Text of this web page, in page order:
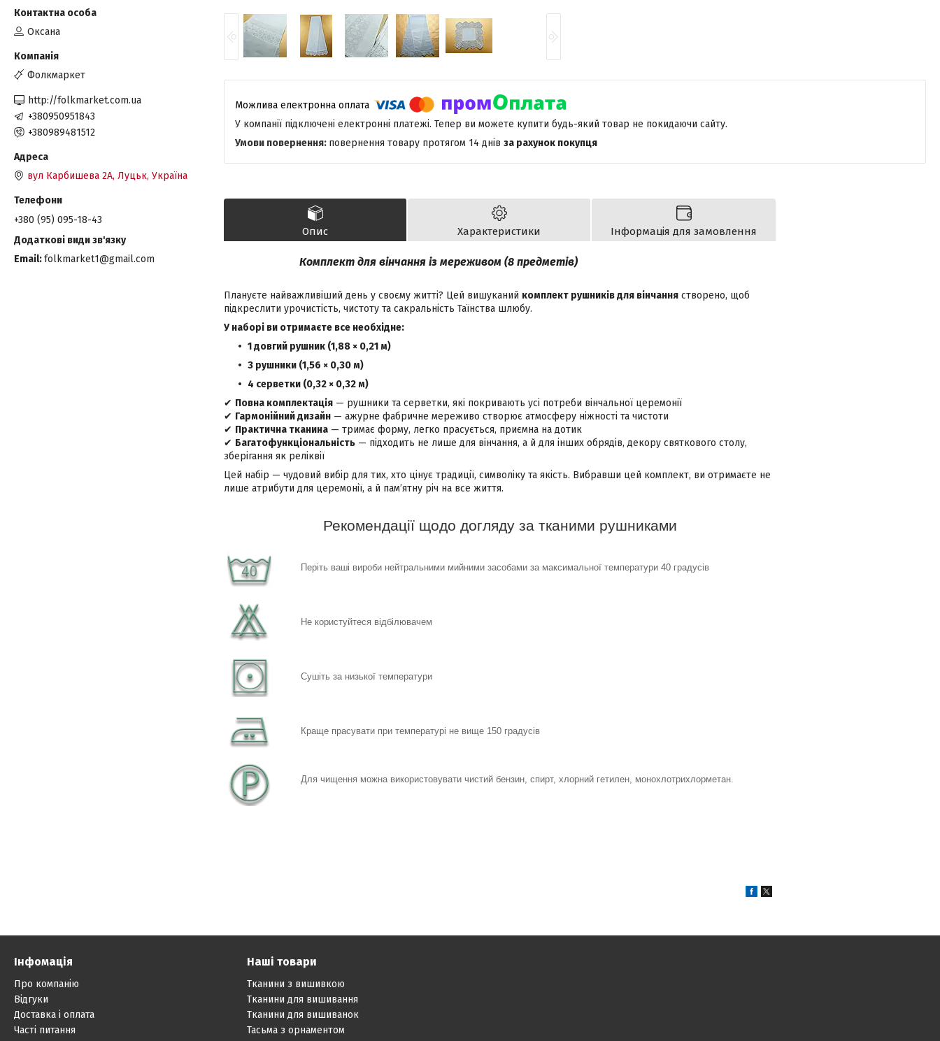
У компанії підключені електронні платежі. Тепер ви можете купити будь-який товар не покидаючи сайту.
повернення товару протягом 14 днів за рахунок покупця
Опис Характеристики Інформація для замовлення
Комплект для вінчання із мереживом (8 предметів)
Плануєте найважливіший день у своєму житті? Цей вишуканий комплект рушників для вінчання створено, щоб
підкреслити урочистість, чистоту та сакральність Таїнства шлюбу.
У наборі ви отримаєте все необхідне:
1 довгий рушник (1,88 × 0,21 м)
3 рушники (1,56 × 0,30 м)
4 серветки (0,32 × 0,32 м)
✔ Повна комплектація — рушники та серветки, які покривають усі потреби вінчальної церемонії
✔ Гармонійний дизайн — ажурне фабричне мереживо створює атмосферу ніжності та чистоти
✔ Практична тканина — тримає форму, легко прасується, приємна на дотик
✔ Багатофункціональність — підходить не лише для вінчання, а й для інших обрядів, декору святкового столу,
зберігання як реліквії
Цей набір — чудовий вибір для тих, хто цінує традиції, символіку та якість. Вибравши цей комплект, ви отримаєте не
лише атрибути для церемонії, а й пам’ятну річ на все життя.
Рекомендації щодо догляду за тканими рушниками
Періть ваші вироби нейтральними мийними засобами за максимальної температури 40 градусів
Не користуйтеся відбілювачем
Сушіть за низької температури
Краще прасувати при температурі не вище 150 градусів
Для чищення можна використовувати чистий бензин, спирт, хлорний гетилен, монохлотрихлорметан.
Оксана
Фолкмаркет
http://folkmarket.com.ua
+380950951843
+380989481512
вул Карбишева 2А, Луцьк, Україна
+380 (95) 095-18-43
Email folkmarket1@gmail.com
Інфомація
Про компанію
Відгуки
Доставка і оплата
Часті питання
Наші товари
Тканини з вишивкою
Тканини для вишивання
Тканини для вишиванок
Тасьма з орнаментом